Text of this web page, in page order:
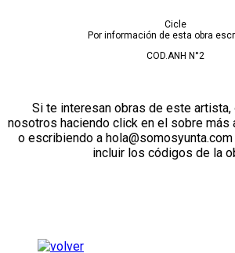
Cicle
Por información de esta obra
COD.ANH N°2
Si te interesan obras de este artista,
nosotros haciendo click en el sobre más
o escribiendo a
incluir los códigos de la